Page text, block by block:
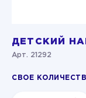
ДЕТСКИЙ
Арт. 21292
СВОЕ